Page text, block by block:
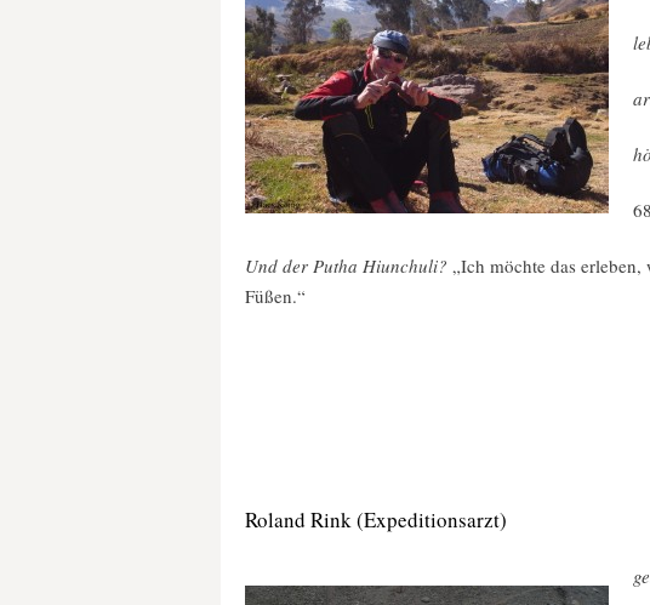
Und der Putha Hiunchuli? „Ich möchte das
Füßen.“
Roland Rink (Expeditionsarzt)